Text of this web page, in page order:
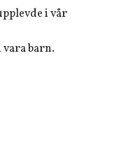
i vår
barn.